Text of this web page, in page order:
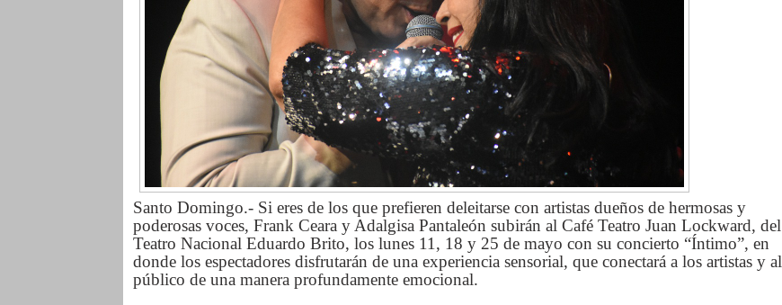
Santo Domingo.- Si eres de los que prefieren deleitarse con artistas dueños de hermosas y
poderosas voces, Frank Ceara y Adalgisa Pantaleón subirán al Café Teatro Juan Lockward, del
Teatro Nacional Eduardo Brito, los lunes 11, 18 y 25 de mayo con su concierto “Íntimo”, en
donde los espectadores disfrutarán de una experiencia sensorial, que conectará a los artistas y al
público de una manera profundamente emocional.